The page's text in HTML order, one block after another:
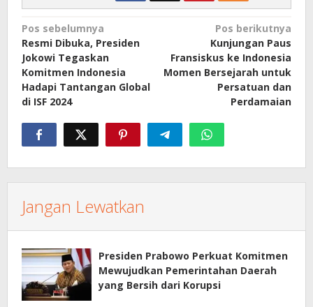
Navigasi
pos
Pos sebelumnya
Resmi Dibuka, Presiden
Jokowi Tegaskan
Komitmen Indonesia
Hadapi Tantangan Global
di ISF 2024
Pos berikutnya
Kunjungan Paus
Fransiskus ke Indonesia
Momen Bersejarah untuk
Persatuan dan
Perdamaian
Jangan Lewatkan
Presiden Prabowo Perkuat Komitmen
Mewujudkan Pemerintahan Daerah
yang Bersih dari Korupsi